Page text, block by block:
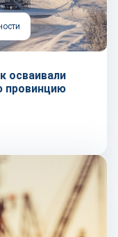
осваивали
провинцию